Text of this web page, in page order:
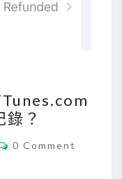
錄？
C
0 Comment